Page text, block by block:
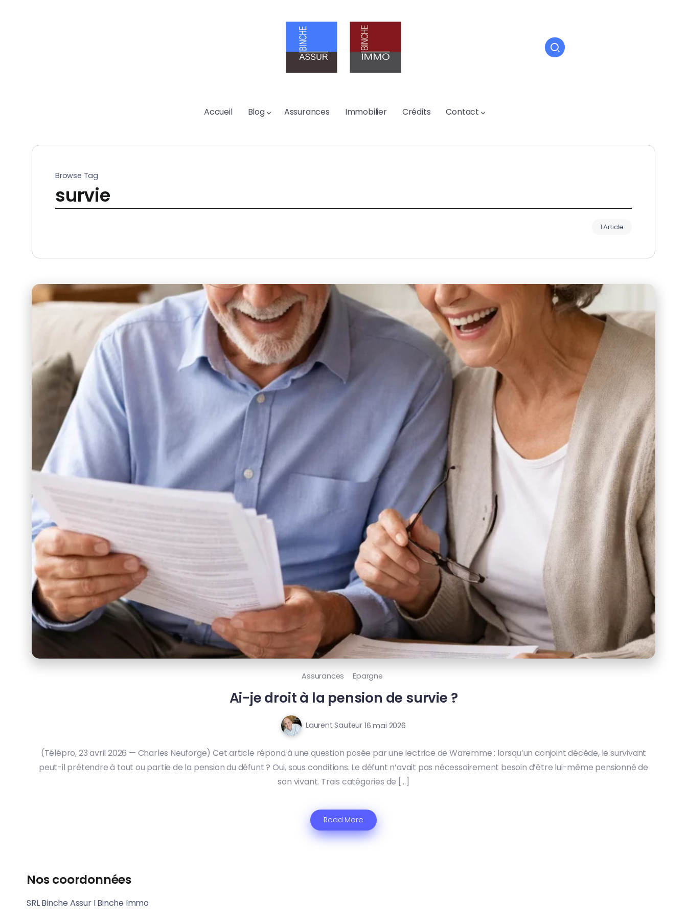
Accueil Blog Assurances Immobilier Crédits Contact
Browse Tag
survie
1 Article
Assurances Epargne
Ai-je droit à la pension de survie ?
Laurent Sauteur 16 mai 2026
(Télépro, 23 avril 2026 — Charles Neuforge) Cet article répond à une question posée par une lectrice de Waremme : lorsqu’un conjoint décède, le survivant
peut-il prétendre à tout ou partie de la pension du défunt ? Oui, sous conditions. Le défunt n’avait pas nécessairement besoin d’être lui-même pensionné de
son vivant. Trois catégories de […]
Read More
Nos coordonnées
SRL Binche Assur I Binche Immo